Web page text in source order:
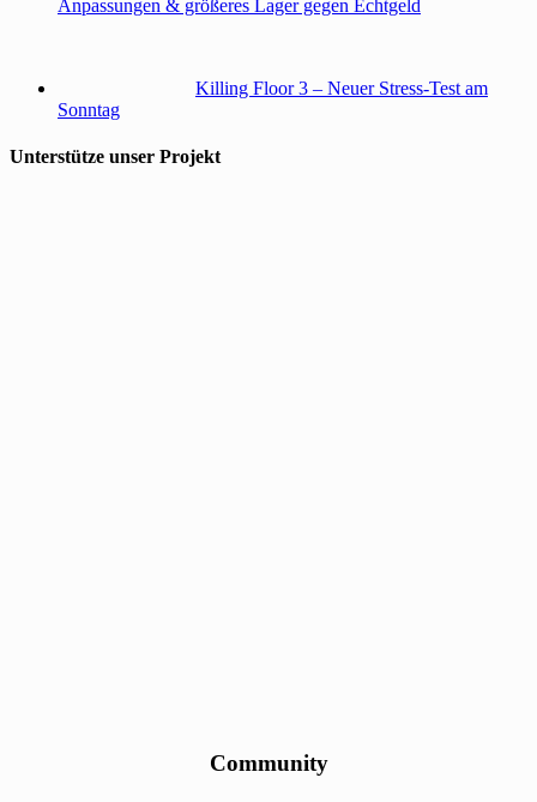
Anpassungen & größeres Lager gegen Echtgeld
Killing Floor 3 – Neuer Stress-Test am
Sonntag
Unterstütze unser Projekt
Community